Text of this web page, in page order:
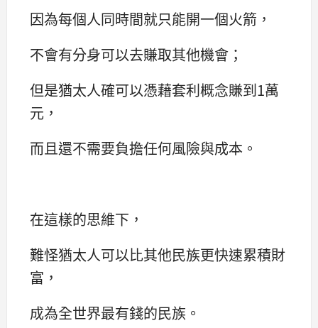
因為每個人同時間就只能開一個火箭，
不會有分身可以去賺取其他機會；
但是猶太人確可以憑藉套利概念賺到1萬
元，
而且還不需要負擔任何風險與成本。
在這樣的思維下，
難怪猶太人可以比其他民族更快速累積財
富，
成為全世界最有錢的民族。